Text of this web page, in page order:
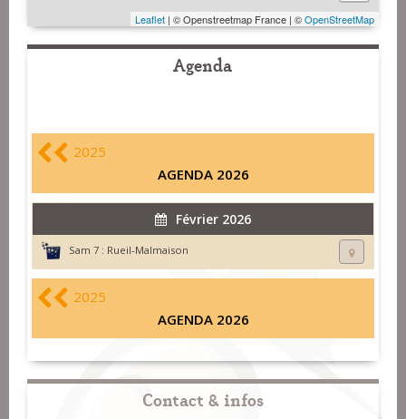
Leaflet | © Openstreetmap France | ©OpenStreetMap
Agenda
2025
AGENDA 2026
Février 2026
Sam 7 : Rueil-Malmaison
2025
AGENDA 2026
Contact & infos